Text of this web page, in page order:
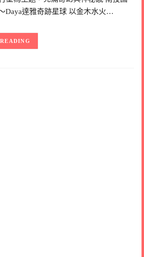
Daya達雅奇跡星球 以金木水火…